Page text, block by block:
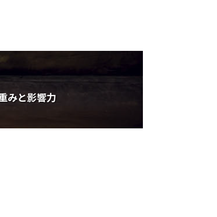
みと影響力